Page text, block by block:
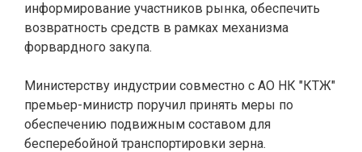
информирование участников рынка, обеспечить
возвратность средств в рамках механизма
форвардного закупа.
Министерству индустрии совместно с АО НК "КТЖ"
премьер-министр поручил принять меры по
обеспечению подвижным составом для
бесперебойной транспортировки зерна.